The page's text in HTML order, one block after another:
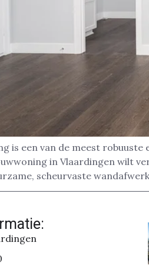
is een van de meest
in Vlaardingen wilt
scheurvaste